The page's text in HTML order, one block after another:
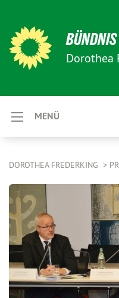
Dorothea
MENÜ
DOROTHEA FREDERKING